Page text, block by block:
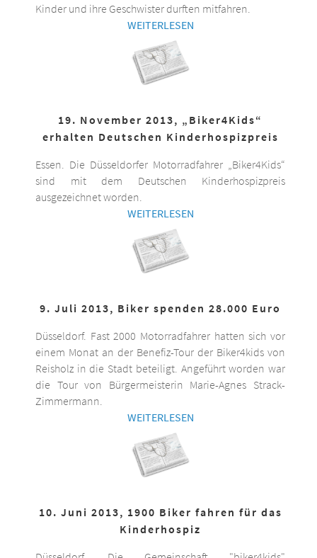
Kinder und ihre Geschwister durften mitfahren.
WEITERLESEN
19. November 2013, „Biker4Kids“
erhalten Deutschen Kinderhospizpreis
Essen. Die Düsseldorfer Motorradfahrer „Biker4Kids“
sind mit dem Deutschen Kinderhospizpreis
ausgezeichnet worden.
WEITERLESEN
9. Juli 2013, Biker spenden 28.000 Euro
Düsseldorf. Fast 2000 Motorradfahrer hatten sich vor
einem Monat an der Benefiz-Tour der Biker4kids von
Reisholz in die Stadt beteiligt. Angeführt worden war
die Tour von Bürgermeisterin Marie-Agnes Strack-
Zimmermann.
WEITERLESEN
10. Juni 2013, 1900 Biker fahren für das
Kinderhospiz